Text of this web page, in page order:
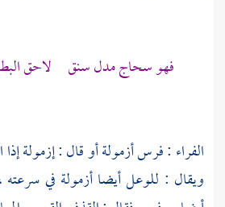
فهو سحاج مدل سنق لاحق
الفراء : فرس أزمولة أو قال : إزمولة
ويقال : للوعل أيضا أزمولة في